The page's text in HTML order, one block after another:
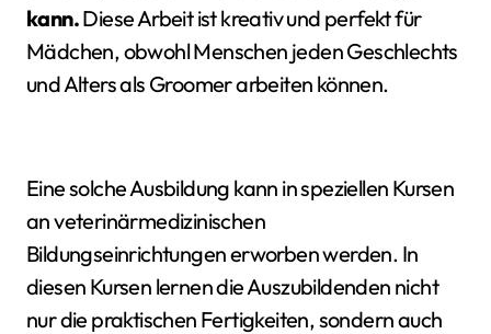
kann.Diese Arbeit ist kreativ und perfekt für
Mädchen, obwohl Menschen jeden Geschlechts
und Alters als Groomer arbeiten können.
Eine solche Ausbildung kann in speziellen Kursen
an veterinärmedizinischen
Bildungseinrichtungen erworben werden. In
diesen Kursen lernen die Auszubildenden nicht
nur die praktischen Fertigkeiten, sondern auch